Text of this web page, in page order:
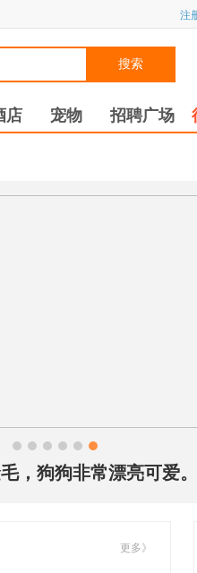
注
搜索
店 宠物 招聘广场
3 4 5 6
，狗狗非常漂亮可爱。
更多》